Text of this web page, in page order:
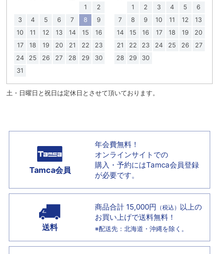
1
2
3
4 5 6 7 8
9
10
11 12 13 14 15
16
17
18 19 20 21 22
23
24
25 26 27 28 29
30
31
1
2 3 4 5
6
7
8 9 10 11 12
13
14
15 16 17 18 19
20
21
22 23 24 25 26
27
28
29 30
土・日曜日と祝日は定休日とさせて頂いております。
Tamca会員
年会費無料！
オンラインサイトでの
購入・予約にはTamca会員登録
が必要です。
送料
商品合計 15,000円 （税込） 以上の
お買い上げで送料無料！
※配送先：北海道・沖縄を除く。